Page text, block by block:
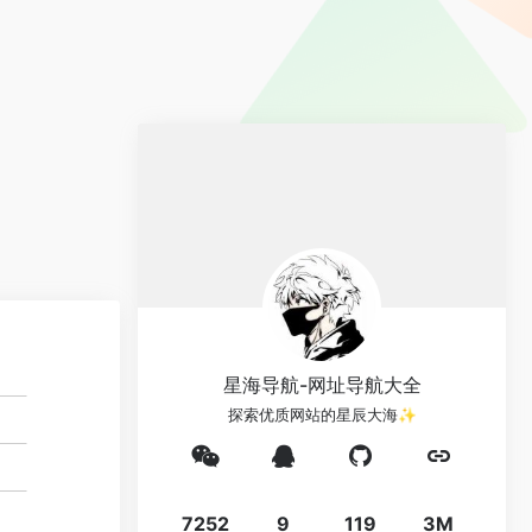
星海导航-网址导航大全
探索优质网站的星辰大海✨
7252 9 119 3M